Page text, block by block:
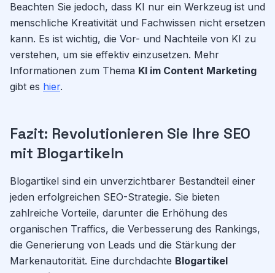
Beachten Sie jedoch, dass KI nur ein Werkzeug ist und
menschliche Kreativität und Fachwissen nicht ersetzen
kann. Es ist wichtig, die Vor- und Nachteile von KI zu
verstehen, um sie effektiv einzusetzen. Mehr
Informationen zum Thema KI im Content Marketing
gibt es hier.
Fazit: Revolutionieren Sie Ihre SEO
mit Blogartikeln
Blogartikel sind ein unverzichtbarer Bestandteil einer
jeden erfolgreichen SEO-Strategie. Sie bieten
zahlreiche Vorteile, darunter die Erhöhung des
organischen Traffics, die Verbesserung des Rankings,
die Generierung von Leads und die Stärkung der
Markenautorität. Eine durchdachte Blogartikel